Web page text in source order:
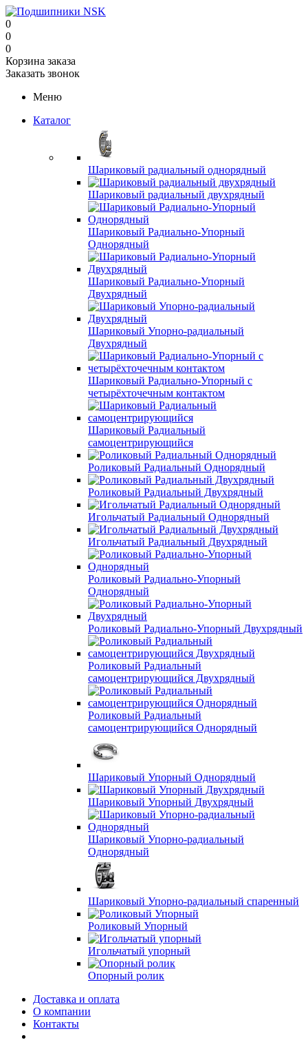
0
0
0
Корзина заказа
Заказать звонок
Меню
Каталог
Шариковый радиальный однорядный
Шариковый радиальный двухрядный
Шариковый Радиально-Упорный
Однорядный
Шариковый Радиально-Упорный
Двухрядный
Шариковый Упорно-радиальный
Двухрядный
Шариковый Радиально-Упорный с
четырёхточечным контактом
Шариковый Радиальный
самоцентрирующийся
Роликовый Радиальный Однорядный
Роликовый Радиальный Двухрядный
Игольчатый Радиальный Однорядный
Игольчатый Радиальный Двухрядный
Роликовый Радиально-Упорный
Однорядный
Роликовый Радиально-Упорный Двухрядный
Роликовый Радиальный
самоцентрирующийся Двухрядный
Роликовый Радиальный
самоцентрирующийся Однорядный
Шариковый Упорный Однорядный
Шариковый Упорный Двухрядный
Шариковый Упорно-радиальный
Однорядный
Шариковый Упорно-радиальный спаренный
Роликовый Упорный
Игольчатый упорный
Опорный ролик
Доставка и оплата
О компании
Контакты